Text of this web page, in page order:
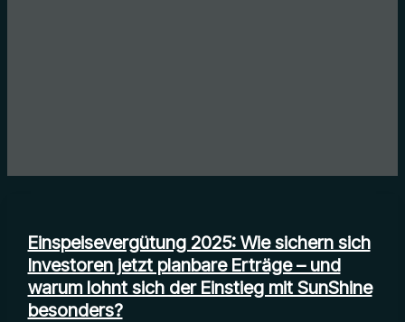
Einspeisevergütung 2025: Wie sichern sich
Investoren jetzt planbare Erträge – und
warum lohnt sich der Einstieg mit SunShine
besonders?